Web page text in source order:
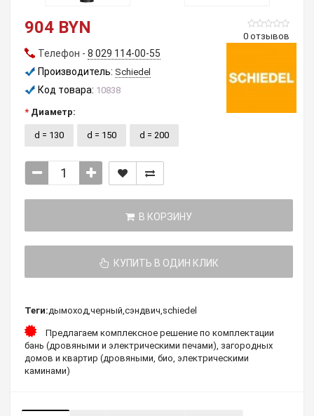
0 отзывов
904 BYN
Телефон - 8 029 114-00-55
Производитель: Schiedel
Код товара: 10838
Диаметр:
d = 130 d = 150 d = 200
В КОРЗИНУ
КУПИТЬ В ОДИН КЛИК
Теги:дымоход,черный,сэндвич,schiedel
Предлагаем комплексное решение по комплектации
бань (дровяными и электрическими печами), загородных
домов и квартир (дровяными, био, электрическими
каминами)